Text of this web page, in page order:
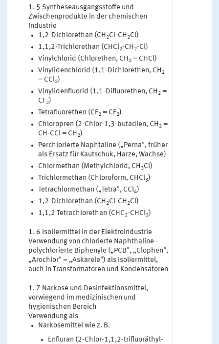
5 Syntheseausgangsstoffe und
Zwischenprodukte in der chemischen
Industrie
1,2-Dichlorethan (CH2Cl-CH2Cl)
1,1,2-Trichlorethan (CHCl2-CH2-Cl)
Vinylchlorid (Chlorethen, CH2 = CHCl)
Vinylidenchlorid (1,1-Dichlorethen, CH2
= CCl2)
Vinylidenfluorid (1,1-Difluorethen, CH2 =
CF2)
Tetrafluorethen (CF2 = CF2)
Chloropren (2-Chlor-1,3-butadien, CH2 =
CH-CCl = CH2)
Perchlorierte Naphtaline („Perna", früher
als Ersatz für Kautschuk, Harze, Wachse)
Chlormethan (Methylchlorid, CH3Cl)
Trichlormethan (Chloroform, CHCl3)
Tetrachlormethan („Tetra", CCl4)
1,2-Dichlorethan (CH2Cl-CH2Cl)
1,1,2 Tetrachlorethan (CHC2-CHCl2)
6 Isoliermittel in der Elektroindustrie
Verwendung von chlorierte Naphthaline -
polychlorierte Biphenyle („PCB", „Clophen",
„Arochlor" = „Askarele") als Isoliermittel,
auch in Transformatoren und Kondensatoren
7 Narkose und Desinfektionsmittel,
vorwiegend im medizinischen und
hygienischen Bereich
Verwendung als
Narkosemittel wie z. B.
Enfluran (2-Chlor-1,1,2-trifluoräthyl-